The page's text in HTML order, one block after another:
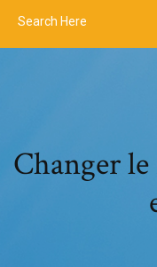
Changer